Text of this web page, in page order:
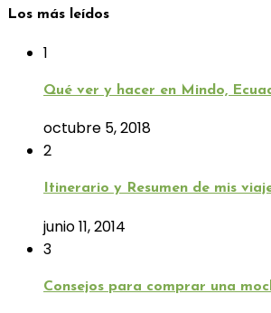
Los más leídos
1
Qué ver y hacer en Mindo,
octubre 5, 2018
2
Itinerario y Resumen de mis
junio 11, 2014
3
Consejos para comprar una